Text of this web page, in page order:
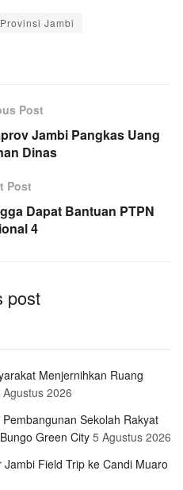
Jambi
Post
Jambi Pangkas Uang
Dinas
Post
Dapat Bantuan PTPN
4
post
Menjernihkan Ruang
Agustus 2026
Sekolah Rakyat
Green City5 Agustus 2026
Field Trip ke Candi Muaro